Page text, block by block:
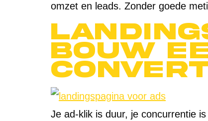
omzet en leads. Zonder goede
bouw
Je ad-klik is duur, je concurrentie